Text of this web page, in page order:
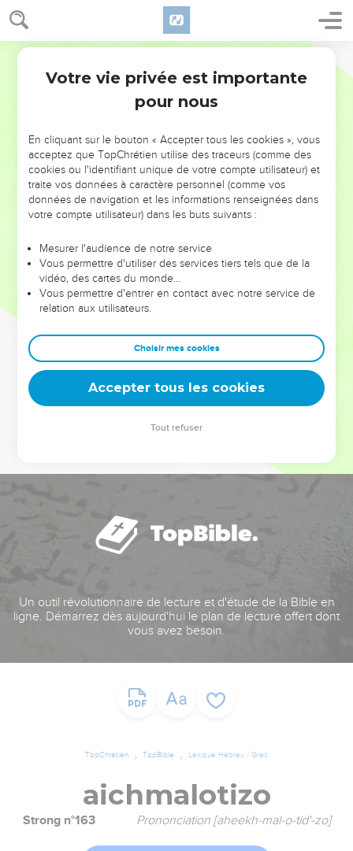
NE MANQUEZ PAS L’ÉVÉNEMENT
DE L’ANNÉE !
ET SI LEURS ERREURS POUVAIENT VOUS ÉVITER LES
VOTRES ?
leur foi ou leur vision. Mais on voit moins les doutes, les erreurs
et les saisons difficiles qu'ils ont traversés, alors même que ce
sont elles qui les ont façonnés.
Dans cette conférence, leaders, entrepreneurs, et responsables
clés pour avancer avec plus de sagesse afin que leurs erreurs
deviennent vos tremplins. Que vous guidiez un ministère, une
équipe, un groupe ou une famille, leur expérience est faite
Un outil révolutionnaire de lecture et d'étude de la Bible en
ligne. Démarrez dès aujourd'hui le plan de lecture offert dont
vous avez besoin.
TopChrétien TopBible Lexique Hébreu / Grec
aichmalotizo
Strong n°163 Prononciation [aheekh-mal-o-tid'-zo]
Votre vie privée est importante
pour nous
En cliquant sur le bouton « Accepter tous les cookies », vous
acceptez que TopChrétien utilise des traceurs (comme des
cookies ou l'identifiant unique de votre compte utilisateur) et
traite vos données à caractère personnel (comme vos
données de navigation et les informations renseignées dans
votre compte utilisateur) dans les buts suivants :
Mesurer l'audience de notre service
Vous permettre d'utiliser des services tiers tels que de la
vidéo, des cartes du monde…
Vous permettre d'entrer en contact avec notre service de
relation aux utilisateurs.
Choisir mes cookies
Accepter tous les cookies
Tout refuser